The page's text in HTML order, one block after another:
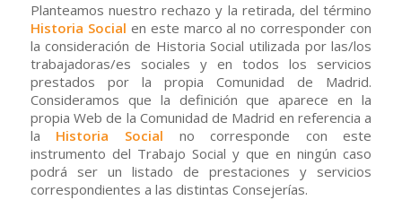
Planteamos nuestro rechazo y la retirada, del término
Historia Social en este marco al no corresponder con
la consideración de Historia Social utilizada por las/los
trabajadoras/es sociales y en todos los servicios
prestados por la propia Comunidad de Madrid.
Consideramos que la definición que aparece en la
propia Web de la Comunidad de Madrid en referencia a
la Historia Social no corresponde con este
instrumento del Trabajo Social y que en ningún caso
podrá ser un listado de prestaciones y servicios
correspondientes a las distintas Consejerías.